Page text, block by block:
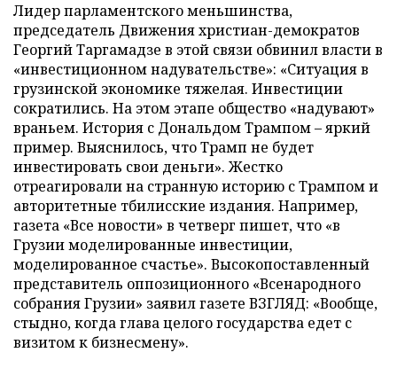
Лидер парламентского меньшинства,
председатель Движения христиан-демократов
Георгий Таргамадзе в этой связи обвинил власти в
«инвестиционном надувательстве»: «Ситуация в
грузинской экономике тяжелая. Инвестиции
сократились. На этом этапе общество «надувают»
враньем. История с Дональдом Трампом – яркий
пример. Выяснилось, что Трамп не будет
инвестировать свои деньги». Жестко
отреагировали на странную историю с Трампом и
авторитетные тбилисские издания. Например,
газета «Все новости» в четверг пишет, что «в
Грузии моделированные инвестиции,
моделированное счастье». Высокопоставленный
представитель оппозиционного «Всенародного
собрания Грузии» заявил газете ВЗГЛЯД: «Вообще,
стыдно, когда глава целого государства едет с
визитом к бизнесмену».